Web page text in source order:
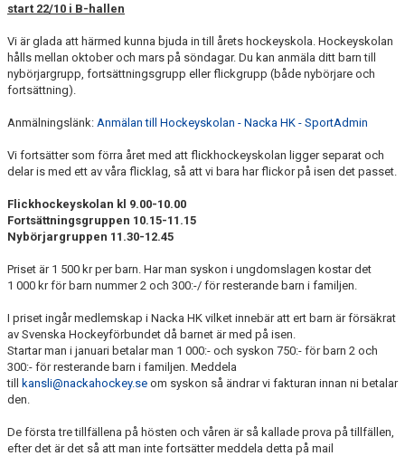
SÄSONGS- OCH MEDLEMSAVGIFTER
ISTIDER
NYHETER - ARKIV
MEDLEMSHOCKEY
SCHEMA NACKA SKILLS 2026
start 22/10 i B-hallen
Vi är glada att härmed kunna bjuda in till årets hockeyskola. Hockeyskolan
hålls mellan oktober och mars på söndagar. Du kan anmäla ditt barn till
nybörjargrupp, fortsättningsgrupp eller flickgrupp (både nybörjare och
fortsättning).
Anmälningslänk: Anmälan till Hockeyskolan - Nacka HK - SportAdmin
Vi fortsätter som förra året med att flickhockeyskolan ligger separat och
delar is med ett av våra flicklag, så att vi bara har flickor på isen det passet.
Flickhockeyskolan kl 9.00-10.00
Fortsättningsgruppen 10.15-11.15
Nybörjargruppen 11.30-12.45
Priset är 1 500 kr per barn. Har man syskon i ungdomslagen kostar det
1 000 kr för barn nummer 2 och 300:-/ för resterande barn i familjen.
I priset ingår medlemskap i Nacka HK vilket innebär att ert barn är försäkrat
av Svenska Hockeyförbundet då barnet är med på isen.
Startar man i januari betalar man 1 000:- och syskon 750:- för barn 2 och
300:- för resterande barn i familjen. Meddela
till kansli@nackahockey.se om syskon så ändrar vi fakturan innan ni betalar
den.
De första tre tillfällena på hösten och våren är så kallade prova på tillfällen,
efter det är det så att man inte fortsätter meddela detta på mail